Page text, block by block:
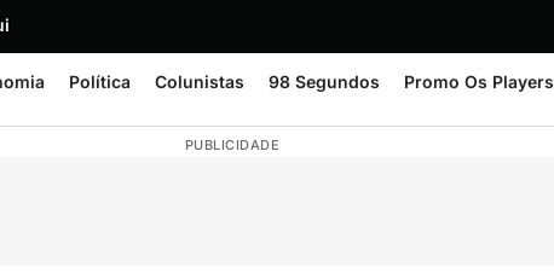
Política Colunistas 98 Segundos Promo Os Players
PUBLICIDADE